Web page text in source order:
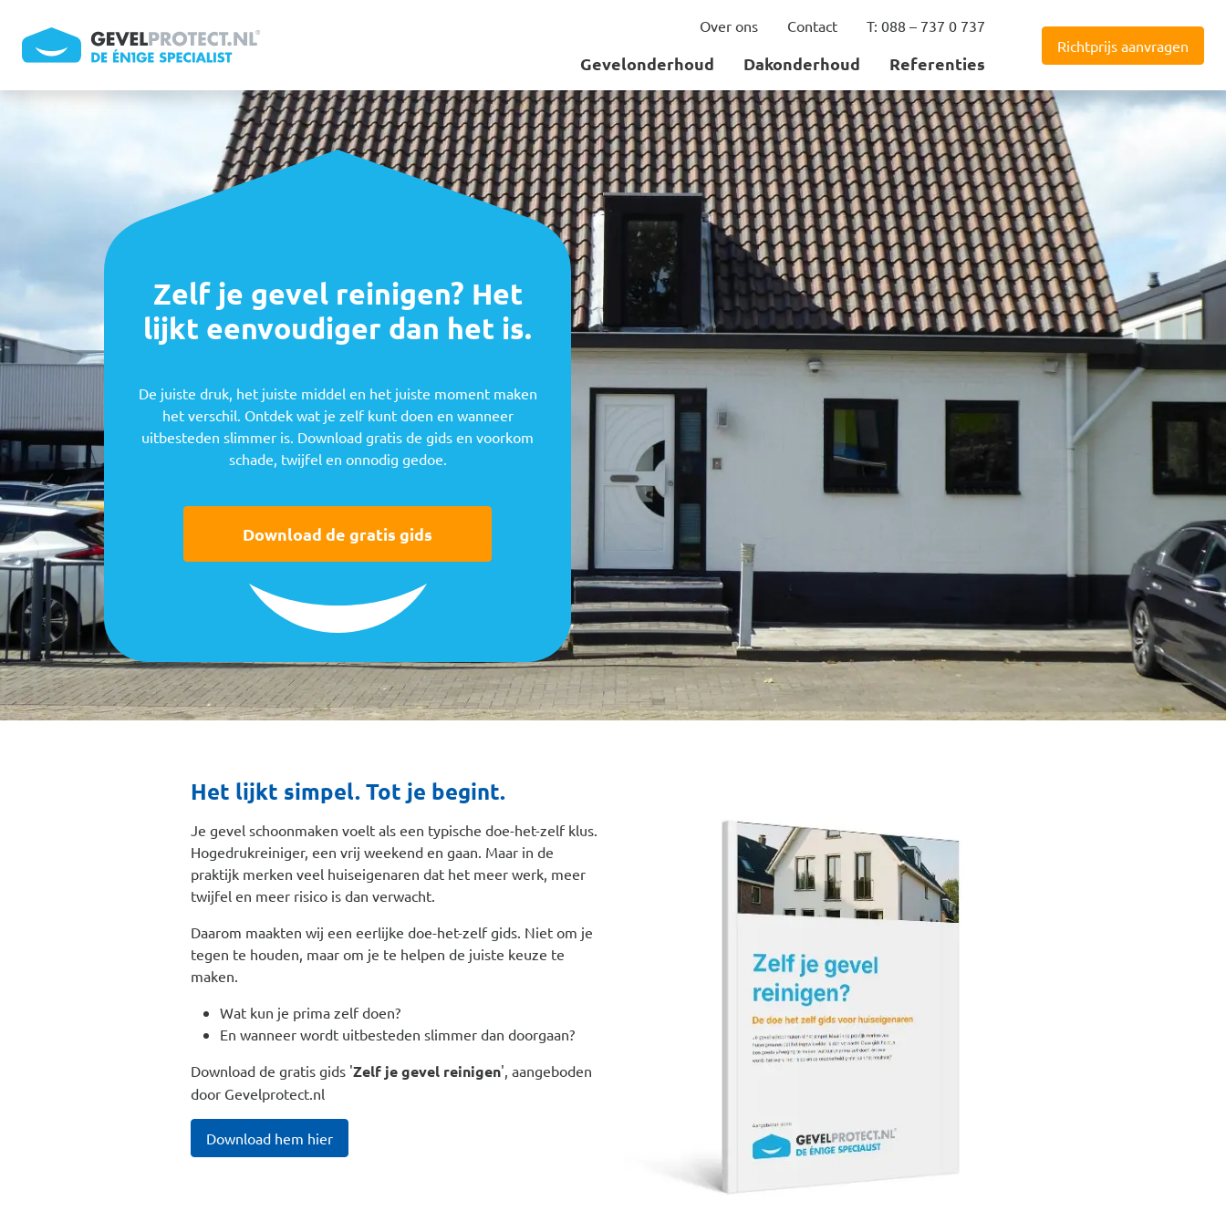
Gevelonderhoud Dakonderhoud Referenties
Over ons Contact
T: 088 – 737 0 737
Richtprijs aanvragen
Zelf je gevel reinigen? Het
lijkt eenvoudiger dan het is.
De juiste druk, het juiste middel en het juiste moment maken
het verschil. Ontdek wat je zelf kunt doen en wanneer
uitbesteden slimmer is. Download gratis de gids en voorkom
schade, twijfel en onnodig gedoe.
Download de gratis gids
Het lijkt simpel. Tot je begint.
Je gevel schoonmaken voelt als een typische doe-het-zelf klus.
Hogedrukreiniger, een vrij weekend en gaan. Maar in de
praktijk merken veel huiseigenaren dat het meer werk, meer
twijfel en meer risico is dan verwacht.
Daarom maakten wij een eerlijke doe-het-zelf gids. Niet om je
tegen te houden, maar om je te helpen de juiste keuze te
maken.
Wat kun je prima zelf doen?
En wanneer wordt uitbesteden slimmer dan doorgaan?
Download de gratis gids 'Zelf je gevel reinigen', aangeboden
door Gevelprotect.nl
Download hem hier